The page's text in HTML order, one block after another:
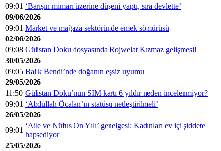
09:01 ‘Barışın mimarı üzerine düşeni yaptı, sıra devlette’
09/06/2026
09:01 Market ve mağaza sektöründe emek sömürüsü
02/06/2026
09:08 Gülistan Doku dosyasında Rojwelat Kızmaz gelişmesi!
30/05/2026
09:05 Balık Bendi’nde doğanın eşsiz uyumu
29/05/2026
11:50 Gülistan Doku’nun SIM kartı 6 yıldır neden incelenmiyor?
09:01 ‘Abdullah Öcalan’ın statüsü netleştirilmeli’
26/05/2026
09:01
‘Aile ve Nüfus On Yılı’ genelgesi: Kadınları ev içi şiddete
hapsediyor
25/05/2026